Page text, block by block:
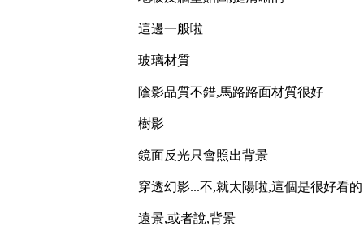
這邊一般啦
玻璃材質
陰影品質不錯,馬路路面材質很好
樹影
鏡面反光只會照出背景
穿透幻影...不,就太陽啦,這個是很好看的
遠景,或者說,背景